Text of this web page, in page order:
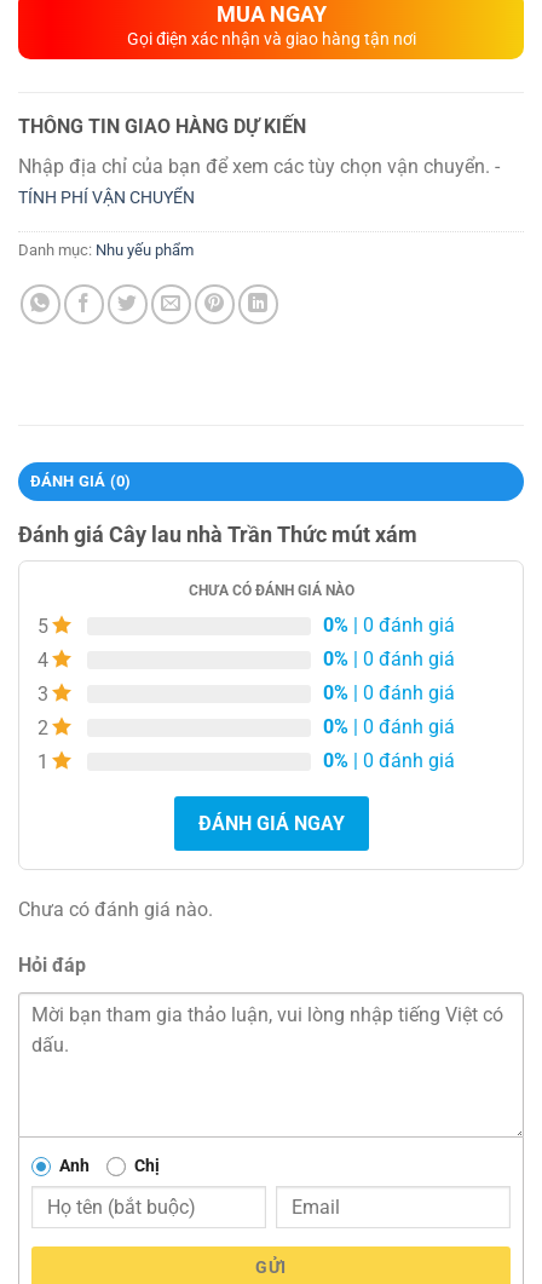
MUA NGAY
Gọi điện xác nhận và giao hàng tận nơi
THÔNG TIN GIAO HÀNG DỰ KIẾN
Nhập địa chỉ của bạn để xem các tùy chọn vận chuyển. -
TÍNH PHÍ VẬN CHUYỂN
Danh mục: Nhu yếu phẩm
ĐÁNH GIÁ (0)
Đánh giá Cây lau nhà Trần Thức mút xám
CHƯA CÓ ĐÁNH GIÁ NÀO
5 0% | 0 đánh giá
4
0% | 0 đánh giá
3
0% | 0 đánh giá
2
0% | 0 đánh giá
1
0% | 0 đánh giá
ĐÁNH GIÁ NGAY
Chưa có đánh giá nào.
Hỏi đáp
Anh Chị
GỬI